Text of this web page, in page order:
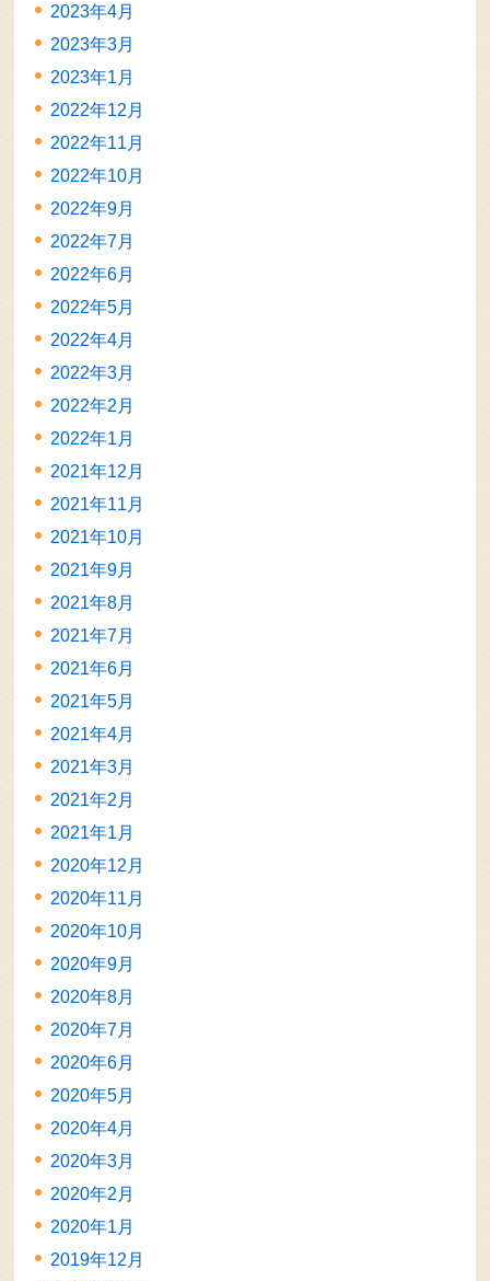
2023年4月
2023年3月
2023年1月
2022年12月
2022年11月
2022年10月
2022年9月
2022年7月
2022年6月
2022年5月
2022年4月
2022年3月
2022年2月
2022年1月
2021年12月
2021年11月
2021年10月
2021年9月
2021年8月
2021年7月
2021年6月
2021年5月
2021年4月
2021年3月
2021年2月
2021年1月
2020年12月
2020年11月
2020年10月
2020年9月
2020年8月
2020年7月
2020年6月
2020年5月
2020年4月
2020年3月
2020年2月
2020年1月
2019年12月